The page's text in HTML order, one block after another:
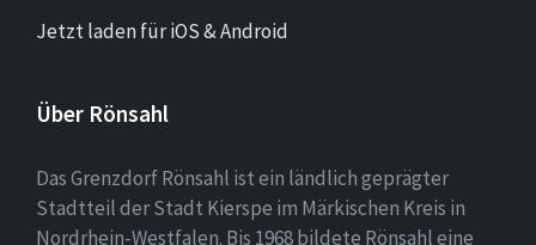
Jetzt laden für iOS & Android
Über Rönsahl
Das Grenzdorf Rönsahl ist ein ländlich geprägter
Stadtteil der Stadt Kierspe im Märkischen Kreis in
Nordrhein-Westfalen. Bis 1968 bildete Rönsahl eine